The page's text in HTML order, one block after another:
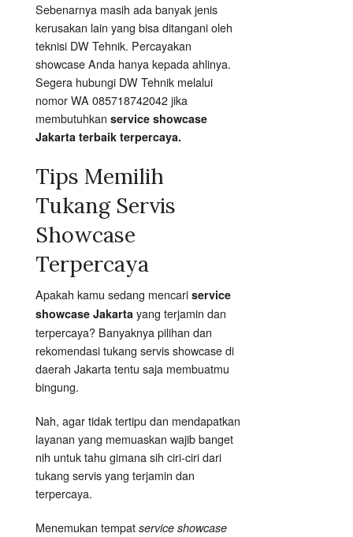
Sebenarnya masih ada banyak jenis
kerusakan lain yang bisa ditangani oleh
teknisi DW Tehnik. Percayakan
showcase Anda hanya kepada ahlinya.
Segera hubungi DW Tehnik melalui
nomor WA 085718742042 jika
membutuhkan service showcase
Jakarta terbaik terpercaya.
Tips Memilih
Tukang Servis
Showcase
Terpercaya
Apakah kamu sedang mencari service
showcase Jakarta yang terjamin dan
terpercaya? Banyaknya pilihan dan
rekomendasi tukang servis showcase di
daerah Jakarta tentu saja membuatmu
bingung.
Nah, agar tidak tertipu dan mendapatkan
layanan yang memuaskan wajib banget
nih untuk tahu gimana sih ciri-ciri dari
tukang servis yang terjamin dan
terpercaya.
Menemukan tempat service showcase